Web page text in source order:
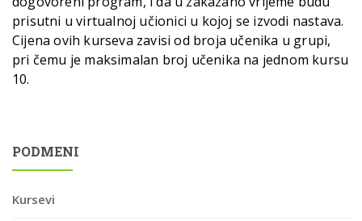
prisutni u virtualnoj učionici u kojoj se izvodi nastava.
Cijena ovih kurseva zavisi od broja učenika u grupi,
pri čemu je maksimalan broj učenika na jednom kursu
10.
PODMENI
Kursevi